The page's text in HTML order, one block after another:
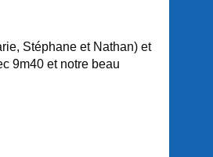
Stéphane et Nathan) et
9m40 et notre beau